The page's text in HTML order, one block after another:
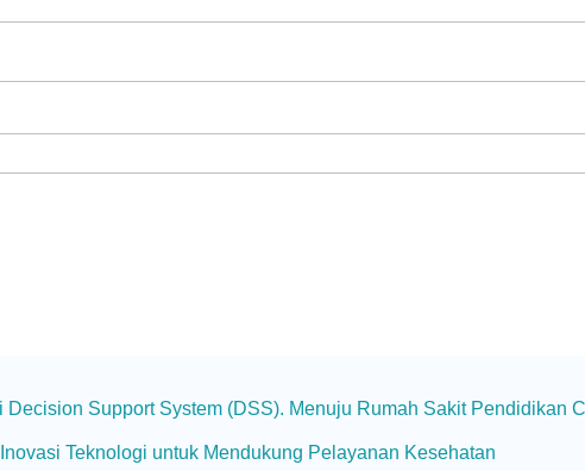
Support System (DSS). Menuju Rumah Sakit Pendidikan
Teknologi untuk Mendukung Pelayanan Kesehatan